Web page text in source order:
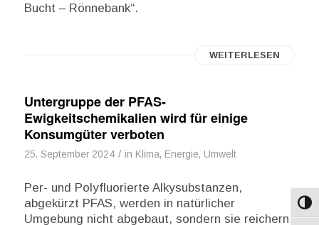
Bucht – Rönnebank“.
WEITERLESEN
Untergruppe der PFAS-
Ewigkeitschemikalien wird für einige
Konsumgüter verboten
25. September 2024 / in Klima, Energie, Umwelt
Per- und Polyfluorierte Alkysubstanzen,
abgekürzt PFAS, werden in natürlicher
Umgebung nicht abgebaut, sondern sie reichern